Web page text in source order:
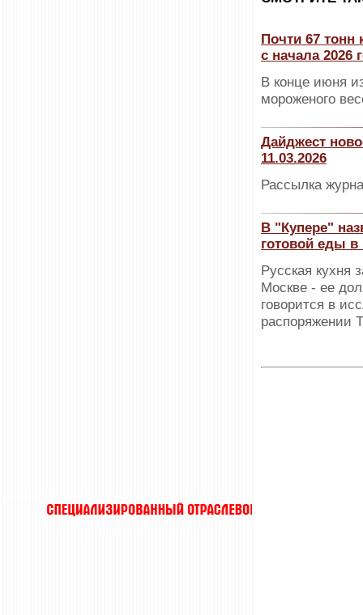
Почти 67 тонн
с начала 2026
В конце июня
мороженого
Дайджест
11.03.2026
Рассылка
В "Купере"
готовой еды в
Русская кухня
Москве - ее
говорится в
распоряжении